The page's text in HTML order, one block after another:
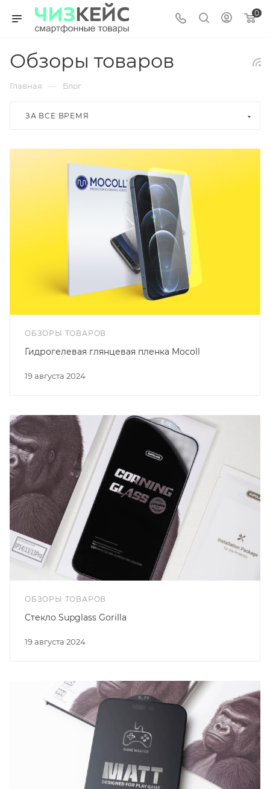
0
Обзоры товаров
Главная — Блог
ЗА ВСЕ ВРЕМЯ
ОБЗОРЫ ТОВАРОВ
19 августа 2024
Гидрогелевая глянцевая пленка Mocoll
ОБЗОРЫ ТОВАРОВ
19 августа 2024
Стекло Supglass Gorilla